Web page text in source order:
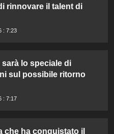
rinnovare il talent di
: 7:23
lo speciale di
sul possibile ritorno
: 7:17
che ha conquistato il